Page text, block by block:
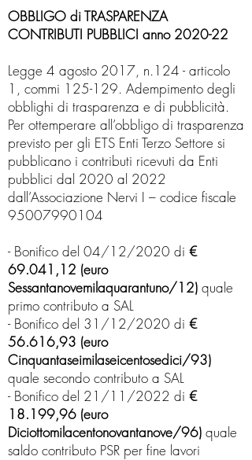
OBBLIGO di TRASPARENZA
CONTRIBUTI PUBBLICI anno 2020-22
Legge 4 agosto 2017, n.124 - articolo
1, commi 125-129. Adempimento degli
obblighi di trasparenza e di pubblicità.
Per ottemperare all’obbligo di trasparenza
previsto per gli ETS Enti Terzo Settore si
pubblicano i contributi ricevuti da Enti
pubblici dal 2020 al 2022
dall’Associazione Nervi I – codice fiscale
95007990104
- Bonifico del 04/12/2020 di €
69.041,12 (euro
Sessantanovemilaquarantuno/12) quale
primo contributo a SAL
- Bonifico del 31/12/2020 di €
56.616,93 (euro
Cinquantaseimilaseicentosedici/93)
quale secondo contributo a SAL
- Bonifico del 21/11/2022 di €
18.199,96 (euro
Diciottomilacentonovantanove/96) quale
saldo contributo PSR per fine lavori